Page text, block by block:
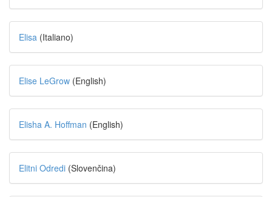
Elisa (Italiano)
Elise LeGrow (English)
Elisha A. Hoffman (English)
Elitni Odredi (Slovenčina)